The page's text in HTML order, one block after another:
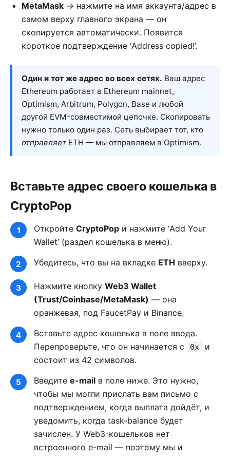
MetaMask → нажмите на имя аккаунта/адрес в
самом верху главного экрана — он
скопируется автоматически. Появится
короткое подтверждение ‘Address copied!’.
Один и тот же адрес во всех сетях. Ваш адрес
Ethereum работает в Ethereum mainnet,
Optimism, Arbitrum, Polygon, Base и любой
другой EVM-совместимой цепочке. Скопировать
нужно только один раз. Сеть выбирает тот, кто
отправляет ETH — мы отправляем в Optimism.
Вставьте адрес своего кошелька в
CryptoPop
Откройте CryptoPop и нажмите ‘Add Your
Wallet’ (раздел кошелька в меню).
Убедитесь, что вы на вкладке ETH вверху.
Нажмите кнопку Web3 Wallet
(Trust/Coinbase/MetaMask) — она
оранжевая, под FaucetPay и Binance.
Вставьте адрес кошелька в поле ввода.
Перепроверьте, что он начинается с
0x
и
состоит из 42 символов.
Введите e-mail в поле ниже. Это нужно,
чтобы мы могли прислать вам письмо с
подтверждением, когда выплата дойдёт, и
уведомить, когда task-balance будет
зачислен. У Web3-кошельков нет
встроенного e-mail — поэтому мы и